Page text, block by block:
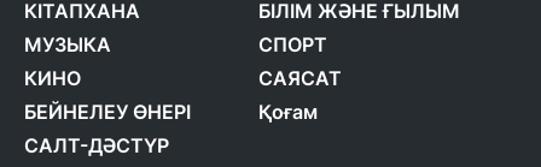
КІТАПХАНА
МУЗЫКА
КИНО
БЕЙНЕЛЕУ ӨНЕРІ
САЛТ-ДӘСТҮР
БІЛІМ ЖӘНЕ ҒЫЛЫМ
СПОРТ
САЯСАТ
Қоғам